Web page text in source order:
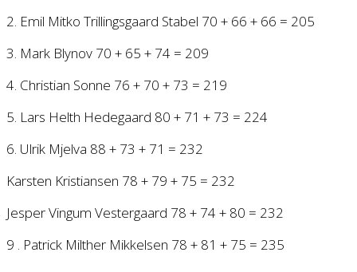
2. Emil Mitko Trillingsgaard Stabel 70 + 66 + 66 = 205
3. Mark Blynov 70 + 65 + 74 = 209
4. Christian Sonne 76 + 70 + 73 = 219
5. Lars Helth Hedegaard 80 + 71 + 73 = 224
6. Ulrik Mjelva 88 + 73 + 71 = 232
Karsten Kristiansen 78 + 79 + 75 = 232
Jesper Vingum Vestergaard 78 + 74 + 80 = 232
9 . Patrick Milther Mikkelsen 78 + 81 + 75 = 235